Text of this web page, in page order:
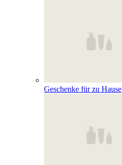
Geschenke für zu Hause